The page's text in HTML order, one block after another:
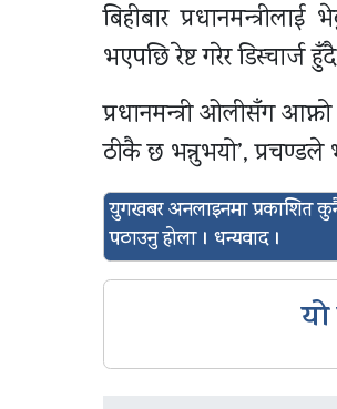
बिहीबार
भएपछि रेष्ट गरेर डिस्चार्ज
प्रधानमन्त्री ओलीसँग
ठीकै छ भन्नुभयो’, प्रचण्डले
युगखबर अनलाइनमा प्रकाशित
पठाउनु होला । धन्यवाद ।